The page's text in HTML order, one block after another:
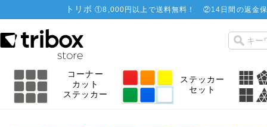
トリボ ①8,000円以上で送料無料！ ②14日間の返金
コーナー
カット
ステッカー
ステッカー
セット